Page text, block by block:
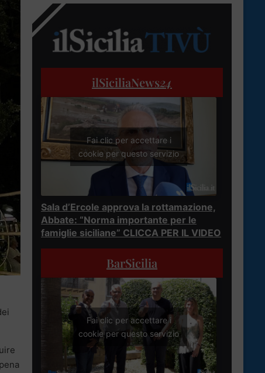
ilSiciliaNews24
Fai clic per accettare i
cookie per questo servizio
Sala d’Ercole approva la rottamazione,
Abbate: “Norma importante per le
famiglie siciliane” CLICCA PER IL VIDEO
BarSicilia
Fai clic per accettare i
cookie per questo servizio